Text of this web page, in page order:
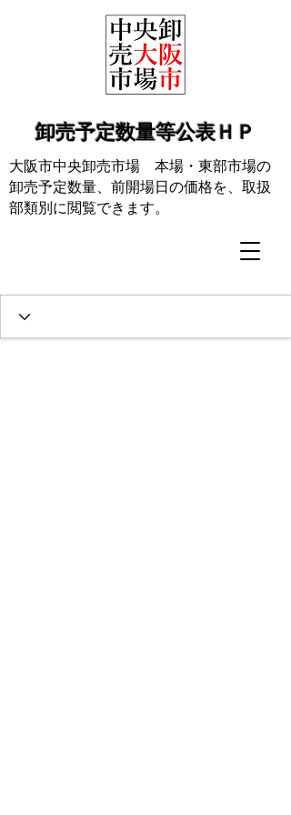
​卸売予定数量等公表ＨＰ
大阪市中央卸売市場 本場・東部市場の
卸売予定数量、前開場日の価格を、取扱
部類別に閲覧できます。